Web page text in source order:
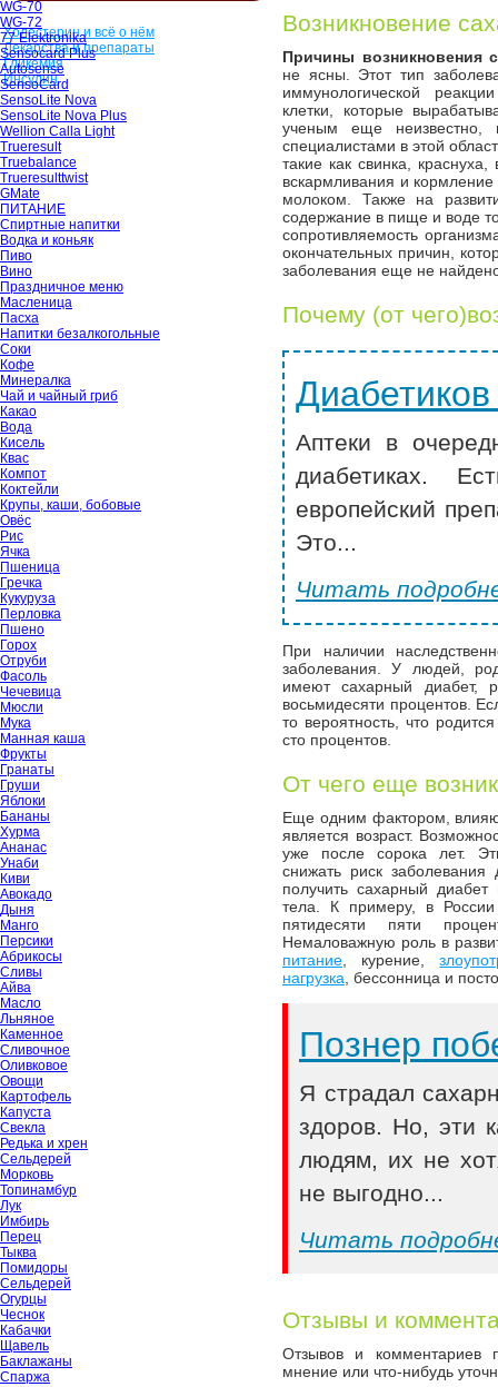
WG-70
WG-72
77 Elektronika
Sensocard Plus
Autosense
SensoCard
SensoLite Nova
SensoLite Nova Plus
Wellion Calla Light
Trueresult
Truebalance
Trueresulttwist
GMate
ПИТАНИЕ
Спиртные напитки
Водка и коньяк
Пиво
Вино
Праздничное меню
Масленица
Пасха
Напитки безалкогольные
Соки
Кофе
Минералка
Чай и чайный гриб
Какао
Вода
Кисель
Квас
Компот
Коктейли
Крупы, каши, бобовые
Овёс
Рис
Ячка
Пшеница
Гречка
Кукуруза
Перловка
Пшено
Горох
Отруби
Фасоль
Чечевица
Мюсли
Мука
Манная каша
Фрукты
Гранаты
Груши
Яблоки
Бананы
Хурма
Ананас
Унаби
Киви
Авокадо
Дыня
Манго
Персики
Абрикосы
Сливы
Айва
Масло
Льняное
Каменное
Сливочное
Оливковое
Овощи
Картофель
Капуста
Свекла
Редька и хрен
Сельдерей
Морковь
Топинамбур
Лук
Имбирь
Перец
Тыква
Помидоры
Сельдерей
Огурцы
Чеснок
Кабачки
Щавель
Баклажаны
Спаржа
Холестерин и всё о нём
Лекарства и препараты
Гликемия
Инсулин
Возникновение
Причины возникновения
не ясны. Этот тип
иммунологической
клетки, которые
ученым еще неизвестно,
специалистами в этой
такие как свинка, краснуха,
вскармливания и
молоком. Также на
содержание в пище и воде
сопротивляемость
окончательных причин,
заболевания еще не
Почему (от
Аптеки в
диабетиках.
европейский
Это...
Читать
При наличии
заболевания. У людей,
имеют сахарный диабет,
восьмидесяти процентов.
то вероятность, что
сто процентов.
От чего еще
Еще одним фактором,
является возраст.
уже после сорока лет.
снижать риск
получить сахарный
тела. К примеру, в
пятидесяти пяти
Немаловажную роль в
питание , курение,
нагрузка , бессонница и
Познер
Я страдал
здоров. Но, эти
людям, их не
не выгодно...
Читать
Отзывы и
Отзывов и комментариев
мнение или что-нибудь